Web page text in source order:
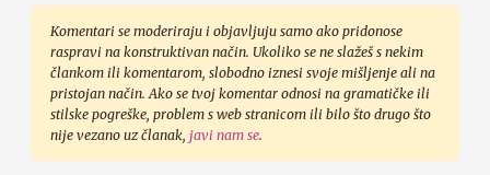
Komentari se moderiraju i objavljuju samo ako pridonose
raspravi na konstruktivan način. Ukoliko se ne slažeš s nekim
člankom ili komentarom, slobodno iznesi svoje mišljenje ali na
pristojan način. Ako se tvoj komentar odnosi na gramatičke ili
stilske pogreške, problem s web stranicom ili bilo što drugo što
nije vezano uz članak, javi nam se.